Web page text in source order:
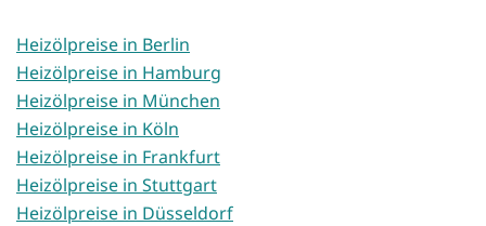
Heizölpreise in Berlin
Heizölpreise in Hamburg
Heizölpreise in München
Heizölpreise in Köln
Heizölpreise in Frankfurt
Heizölpreise in Stuttgart
Heizölpreise in Düsseldorf